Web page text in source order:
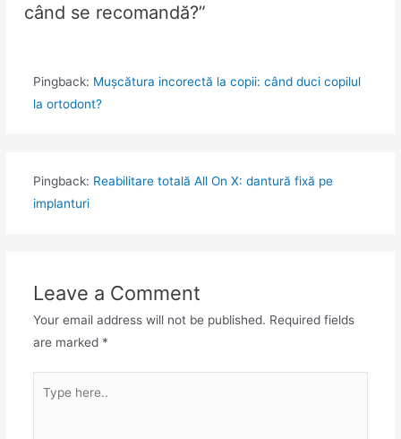
când se recomandă?”
Pingback: Mușcătura incorectă la copii: când duci copilul
la ortodont?
Pingback: Reabilitare totală All On X: dantură fixă pe
implanturi
Leave a Comment
Your email address will not be published. Required fields
are marked *